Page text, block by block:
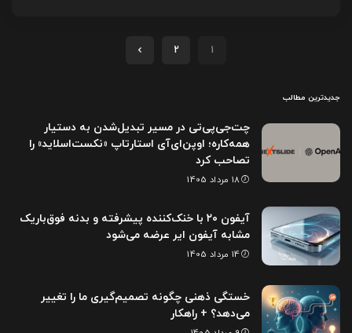
1
2
جدیدترین مطالب
چت‌جی‌پی‌تی در مسیر تبدیل‌شدن به دستیار
همه‌کاره؛ اوپن‌ای‌آی استارتاپ «نکست‌اسلاید» را
تصاحب کرد
18 مرداد 1405
آیفون ۲۰ با خنک‌کننده پیشرفته و بدنه فوق‌باریک
مشابه آیفون ایر عرضه می‌شود
14 مرداد 1405
خستگی ذهنی چگونه تصمیم‌گیری ما را تغییر
می‌دهد؟ + راهکار